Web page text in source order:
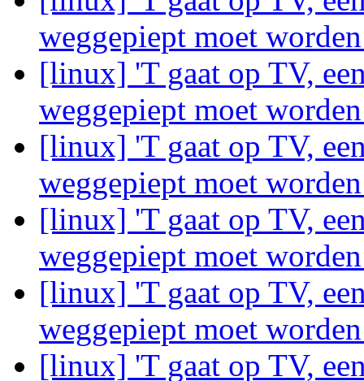
weggepiept moet
[linux] 'T gaat op TV,
weggepiept moet
[linux] 'T gaat op TV,
weggepiept moet
[linux] 'T gaat op TV,
weggepiept moet
[linux] 'T gaat op TV,
weggepiept moet
[linux] 'T gaat op TV,